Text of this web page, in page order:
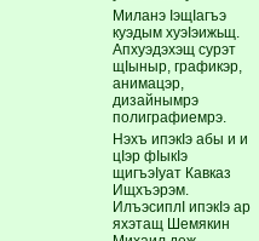
Миланэ IэщIагъэ
куэдым хуэIэижьщ.
Апхуэдэхэщ сурэт
щIыныр, графикэр,
анимацэр,
дизайнымрэ
полиграфиемрэ.
Нэхъ ипэкIэ абы и и
цIэр фIыкIэ
щигъэIуат Кавказ
Ищхъэрэм.
ИлъэсиплI ипэкIэ ар
яхэтащ Шемякин